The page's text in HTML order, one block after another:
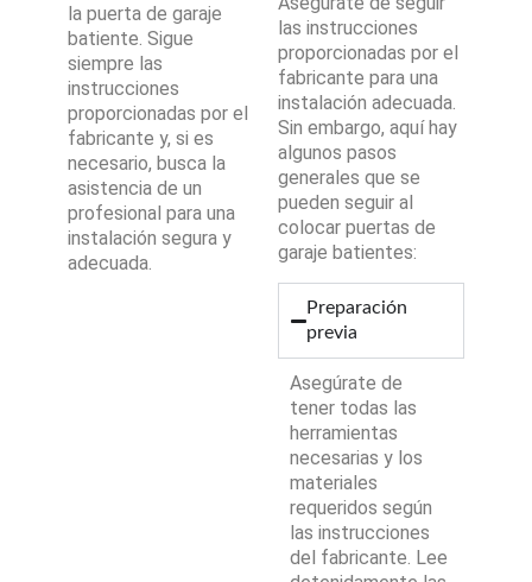
la puerta de garaje
batiente. Sigue
siempre las
instrucciones
proporcionadas por el
fabricante y, si es
necesario, busca la
asistencia de un
profesional para una
instalación segura y
adecuada.
las instrucciones
proporcionadas por el
fabricante para una
instalación adecuada.
Sin embargo, aquí hay
algunos pasos
generales que se
pueden seguir al
colocar puertas de
garaje batientes:
Preparación
previa
Asegúrate de
tener todas las
herramientas
necesarias y los
materiales
requeridos según
las instrucciones
del fabricante. Lee